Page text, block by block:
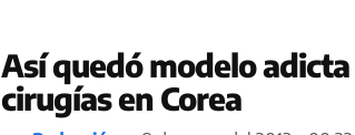
Así quedó modelo
cirugías en Corea